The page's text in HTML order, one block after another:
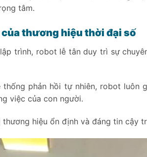
tâm.
của thương hiệu thời đại số
trình, robot lễ tân duy trì sự
phản hồi tự nhiên, robot luôn
việc của con người.
hiệu ổn định và đáng tin cậy